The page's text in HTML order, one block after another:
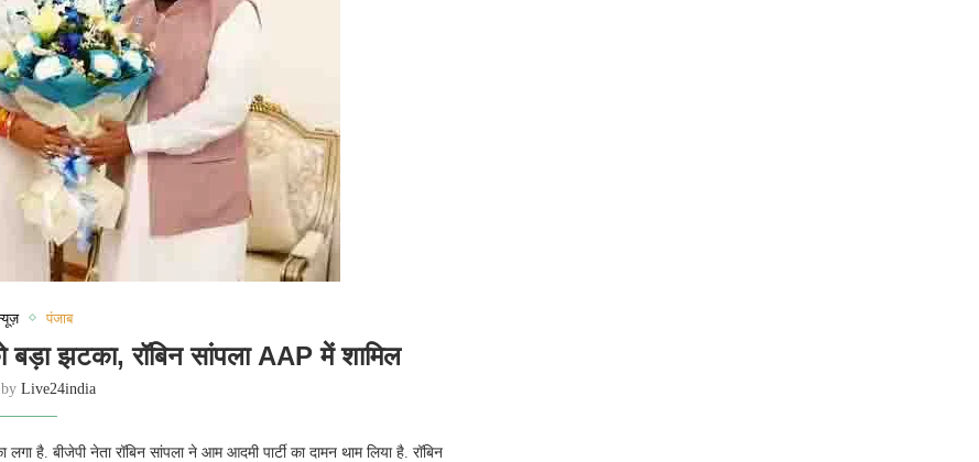
पंजाब
झटका, रॉबिन सांपला AAP में शामिल
Live24india
है. बीजेपी नेता रॉबिन सांपला ने आम आदमी पार्टी का दामन थाम लिया है. रॉबिन